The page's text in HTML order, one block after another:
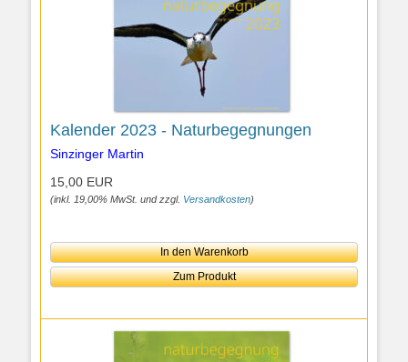
Kalender 2023 - Naturbegegnungen
Sinzinger Martin
15,00 EUR
(inkl. 19,00% MwSt. und zzgl. Versandkosten)
In den Warenkorb
Zum Produkt